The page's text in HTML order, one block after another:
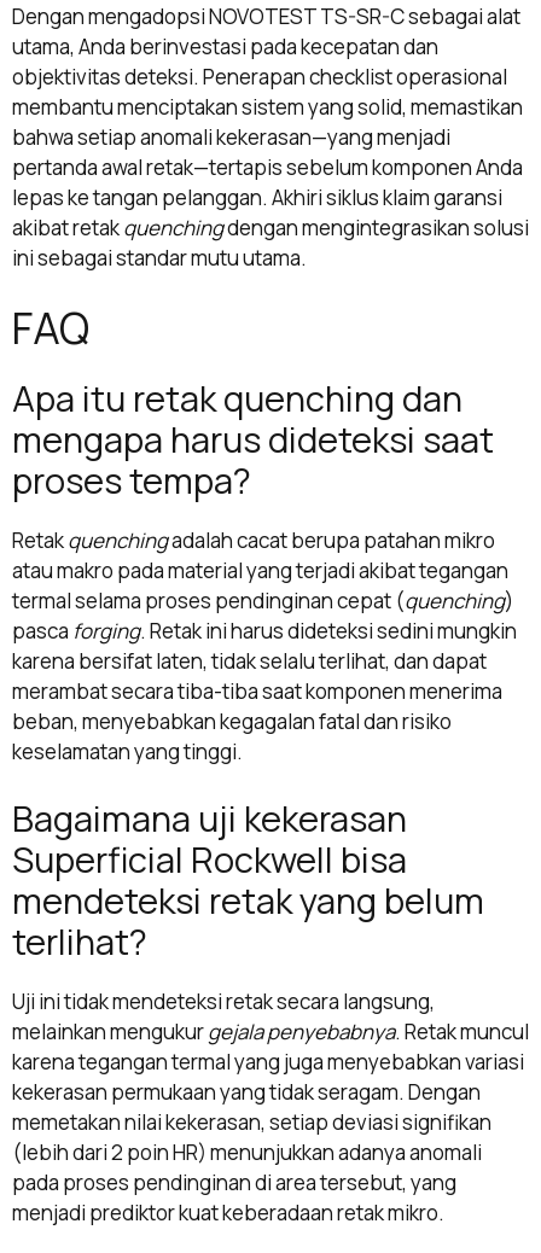
Dengan mengadopsi NOVOTEST TS-SR-C sebagai alat
utama, Anda berinvestasi pada kecepatan dan
objektivitas deteksi. Penerapan checklist operasional
membantu menciptakan sistem yang solid, memastikan
bahwa setiap anomali kekerasan—yang menjadi
pertanda awal retak—tertapis sebelum komponen Anda
lepas ke tangan pelanggan. Akhiri siklus klaim garansi
akibat retakquenchingdengan mengintegrasikan solusi
ini sebagai standar mutu utama.
FAQ
Apa itu retak quenching dan
mengapa harus dideteksi saat
proses tempa?
Retakquenchingadalah cacat berupa patahan mikro
atau makro pada material yang terjadi akibat tegangan
termal selama proses pendinginan cepat (quenching)
pasca forging. Retak ini harus dideteksi sedini mungkin
karena bersifat laten, tidak selalu terlihat, dan dapat
merambat secara tiba-tiba saat komponen menerima
beban, menyebabkan kegagalan fatal dan risiko
keselamatan yang tinggi.
Bagaimana uji kekerasan
Superficial Rockwell bisa
mendeteksi retak yang belum
terlihat?
Uji ini tidak mendeteksi retak secara langsung,
melainkan mengukurgejala penyebabnya. Retak muncul
karena tegangan termal yang juga menyebabkan variasi
kekerasan permukaan yang tidak seragam. Dengan
memetakan nilai kekerasan, setiap deviasi signifikan
(lebih dari 2 poin HR) menunjukkan adanya anomali
pada proses pendinginan di area tersebut, yang
menjadi prediktor kuat keberadaan retak mikro.